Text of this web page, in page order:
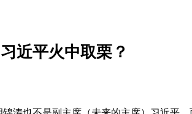
近平火中取栗？